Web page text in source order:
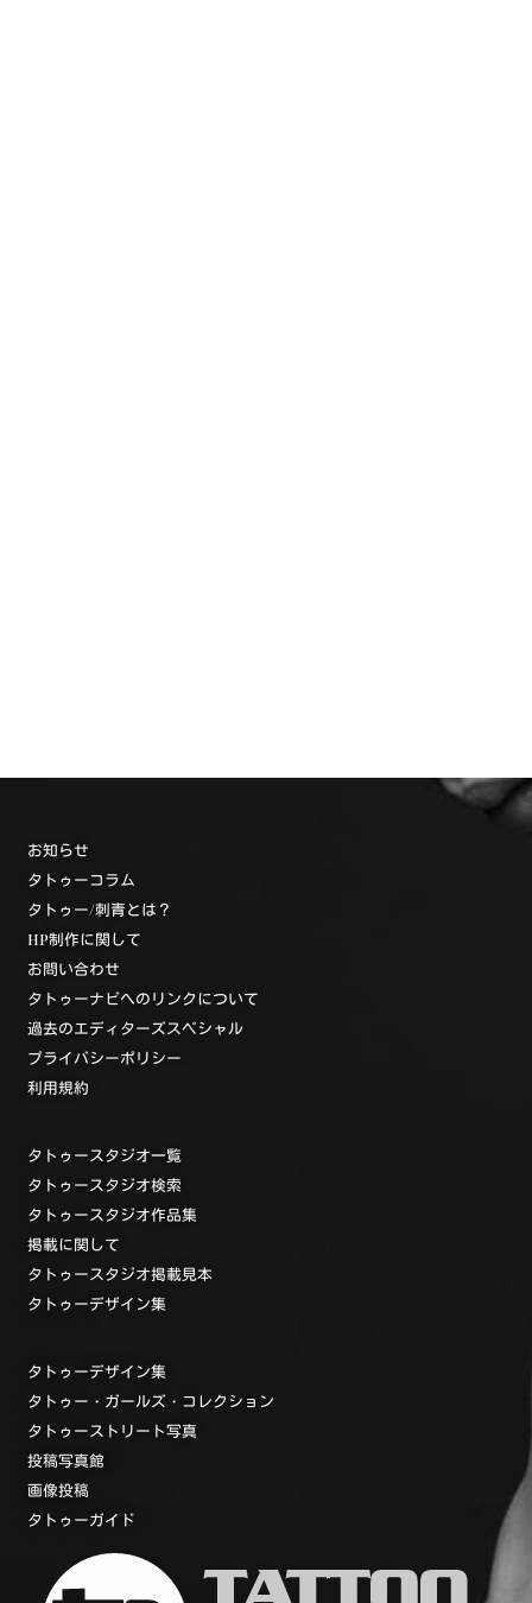
お知らせ
タトゥーコラム
タトゥー/刺青とは？
HP制作に関して
お問い合わせ
タトゥーナビへのリンクについて
過去のエディターズスペシャル
プライバシーポリシー
利用規約
タトゥースタジオ一覧
タトゥースタジオ検索
タトゥースタジオ作品集
掲載に関して
タトゥースタジオ掲載見本
タトゥーデザイン集
タトゥーデザイン集
タトゥー・ガールズ・コレクション
タトゥーストリート写真
投稿写真館
画像投稿
タトゥーガイド